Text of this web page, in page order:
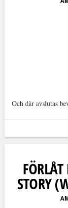
Och där avslutas
STORY